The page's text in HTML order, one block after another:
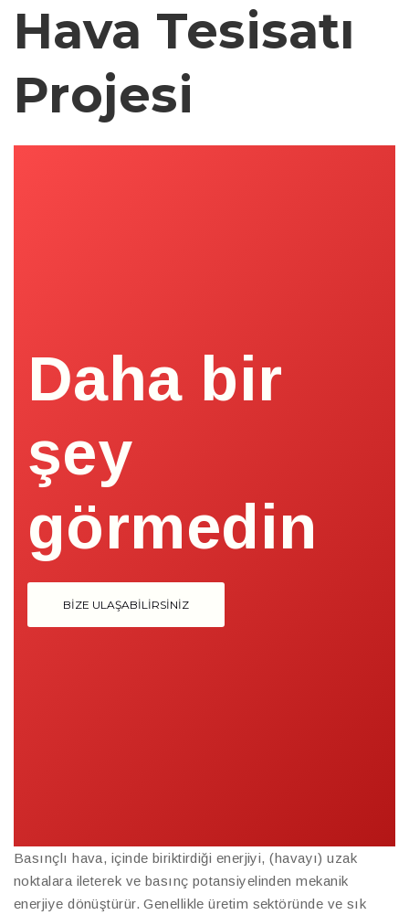
Hava Tesisatı
Projesi
Daha bir
şey
görmedin
BIZE ULAŞABILIRSINIZ
Basınçlı hava, içinde biriktirdiği enerjiyi, (havayı) uzak
noktalara ileterek ve basınç potansiyelinden mekanik
enerjiye dönüştürür. Genellikle üretim sektöründe ve sık